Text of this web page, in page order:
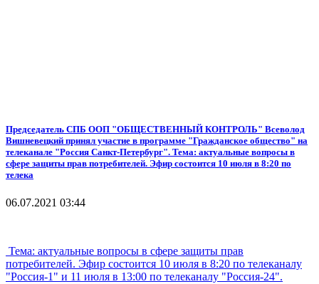
Председатель СПБ ООП "ОБЩЕСТВЕННЫЙ КОНТРОЛЬ" Всеволод
Вишневецкий принял участие в программе "Гражданское общество" на
телеканале "Россия Санкт-Петербург". Тема: актуальные вопросы в
сфере защиты прав потребителей. Эфир состоится 10 июля в 8:20 по
телека
06.07.2021 03:44
Тема: актуальные вопросы в сфере защиты прав
потребителей. Эфир состоится 10 июля в 8:20 по телеканалу
"Россия-1" и 11 июля в 13:00 по телеканалу "Россия-24".